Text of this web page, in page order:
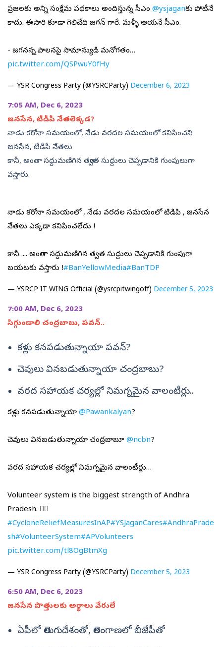
ప్రజలకు అన్ని సంక్షేమ పథకాలు అందిస్తున్న సీఎం @ysjaganకు పోటీనే
కాదు. ఈసారి కూడా గెలిచేది జగన్ గారే. మళ్ళీ ఆయనే సీఎం.
- జగనన్న పాలనపై సామాన్యుడి మనోగతం…
pic.twitter.com/QSPwuY0fHy
— YSR Congress Party (@YSRCParty) December 6, 2023
7:05 AM, Dec 6, 2023
జనసేన, టీడీపీ నేతలెక్కడ?
నాడు కరోనా సమయంలో, నేడు వరదల సమయంలో కనిపించని
జనసేన, టీడీపీ నేతలు
కానీ, అంతా సద్దుమణిగిన తర్వాత సుద్దులు చెప్పడానికి గుంపులుగా
వస్తారు.
నాడు కరోనా సమయంలో , నేడు వరదల సమయంలో టిడిపి , జనసేన
నేతలు ఎక్కడా కనిపించలేదు !
కానీ .... అంతా సద్దుమణిగిన తర్వాత సుద్దులు చెప్పడానికి గుంపుగా
బయటకు వస్తారు !#BanYellowMedia#BanTDP
— YSRCP IT WING Official (@ysrcpitwingoff) December 5, 2023
7:00 AM, Dec 6, 2023
సిగ్గుండాలి చంద్రబాబు, పవన్‌..
కళ్లు కనపడుతున్నాయా పవన్‌?
చెవులు వినబడుతున్నాయా చంద్రబాబు?
వరద సహాయక చర్యల్లో నిమగ్నమైన వాలంటీర్లు..
కళ్లు కనపడుతున్నాయా @Pawankalyan?
చెవులు వినబడుతున్నాయా చంద్రబాబూ @ncbn?
వరద సహాయక చర్యల్లో నిమగ్నమైన వాలంటీర్లు…
Volunteer system is the biggest strength of Andhra
Pradesh. ☝🏻
#CycloneReliefMeasuresInAP#YSJaganCares#AndhraPrade
sh#VolunteerSystem#APVolunteers
pic.twitter.com/tl8OgBtmXg
— YSR Congress Party (@YSRCParty) December 5, 2023
6:50 AM, Dec 6, 2023
జనసేన పొత్తులకు అర్థాలు వేరులే
ఏపీలో తెలుగుదేశంతో, తెలంగాణలో బీజేపీతో